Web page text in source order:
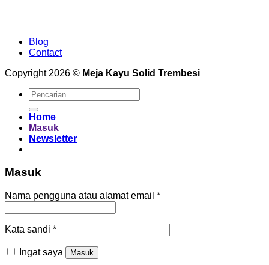
Blog
Contact
Copyright 2026 © Meja Kayu Solid Trembesi
Pencarian
untuk:
Home
Masuk
Newsletter
Masuk
Nama pengguna atau alamat email *Wajib
Kata sandi *Wajib
Ingat saya Masuk